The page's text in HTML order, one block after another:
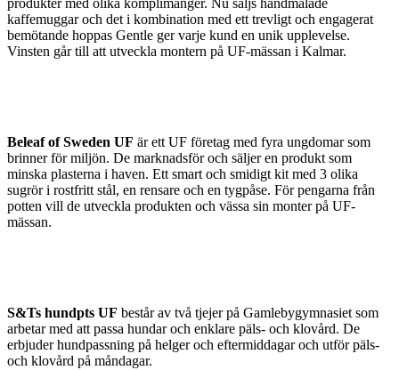
produkter med olika komplimanger. Nu säljs handmålade
kaffemuggar och det i kombination med ett trevligt och engagerat
bemötande hoppas Gentle ger varje kund en unik upplevelse.
Vinsten går till att utveckla montern på UF-mässan i Kalmar.
Beleaf of Sweden UF är ett UF företag med fyra ungdomar som
brinner för miljön. De marknadsför och säljer en produkt som
minska plasterna i haven. Ett smart och smidigt kit med 3 olika
sugrör i rostfritt stål, en rensare och en tygpåse. För pengarna från
potten vill de utveckla produkten och vässa sin monter på UF-
mässan.
S&Ts hundpts UF består av två tjejer på Gamlebygymnasiet som
arbetar med att passa hundar och enklare päls- och klovård. De
erbjuder hundpassning på helger och eftermiddagar och utför päls-
och klovård på måndagar.